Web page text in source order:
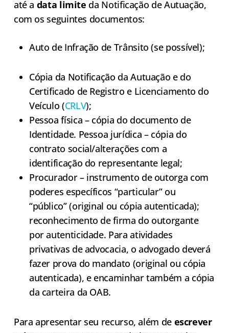
até a data limite da Notificação de Autuação,
com os seguintes documentos:
Auto de Infração de Trânsito (se possível);
Cópia da Notificação da Autuação e do
Certificado de Registro e Licenciamento do
Veículo (CRLV);
Pessoa física – cópia do documento de
Identidade. Pessoa jurídica – cópia do
contrato social/alterações com a
identificação do representante legal;
Procurador – instrumento de outorga com
poderes específicos “particular” ou
“público” (original ou cópia autenticada);
reconhecimento de firma do outorgante
por autenticidade. Para atividades
privativas de advocacia, o advogado deverá
fazer prova do mandato (original ou cópia
autenticada), e encaminhar também a cópia
da carteira da OAB.
Para apresentar seu recurso, além deescrever